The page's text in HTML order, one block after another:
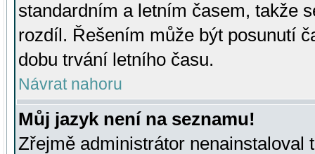
standardním a letním časem, takže
rozdíl. Řešením může být posunutí
dobu trvání letního času.
Návrat nahoru
Můj jazyk není na seznamu!
Zřejmě administrátor nenainstaloval